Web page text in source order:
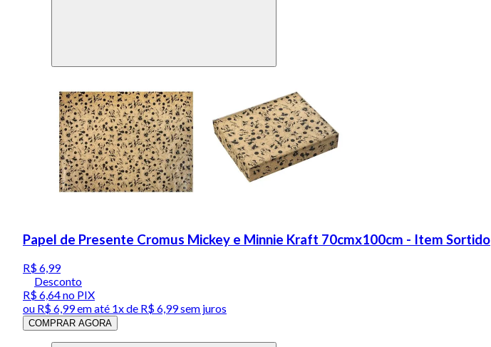
Papel de Presente Cromus Mickey e Minnie Kraft 70cmx100cm - Item Sortido
R$ 6,99
Desconto
R$ 6,64no PIX
ou R$ 6,99em até 1x de R$ 6,99sem juros
COMPRAR AGORA